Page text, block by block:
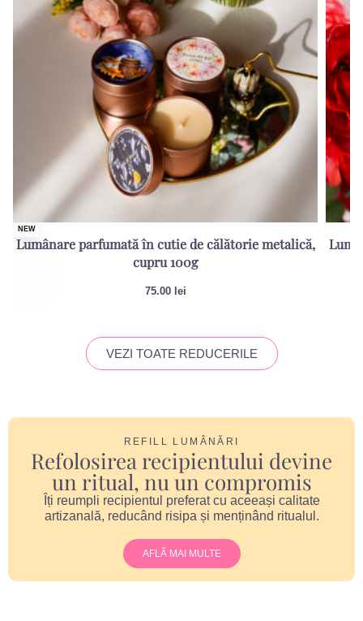
NEW
Lumânare parfumată în cutie de călătorie metalică,
cupru 100g
75.00 lei
VEZI TOATE REDUCERILE
REFILL LUMÂNĂRI
Refolosirea recipientului devine
un ritual, nu un compromis
Îți reumpli recipientul preferat cu aceeași calitate
artizanală, reducând risipa și menținând ritualul.
AFLĂ MAI MULTE